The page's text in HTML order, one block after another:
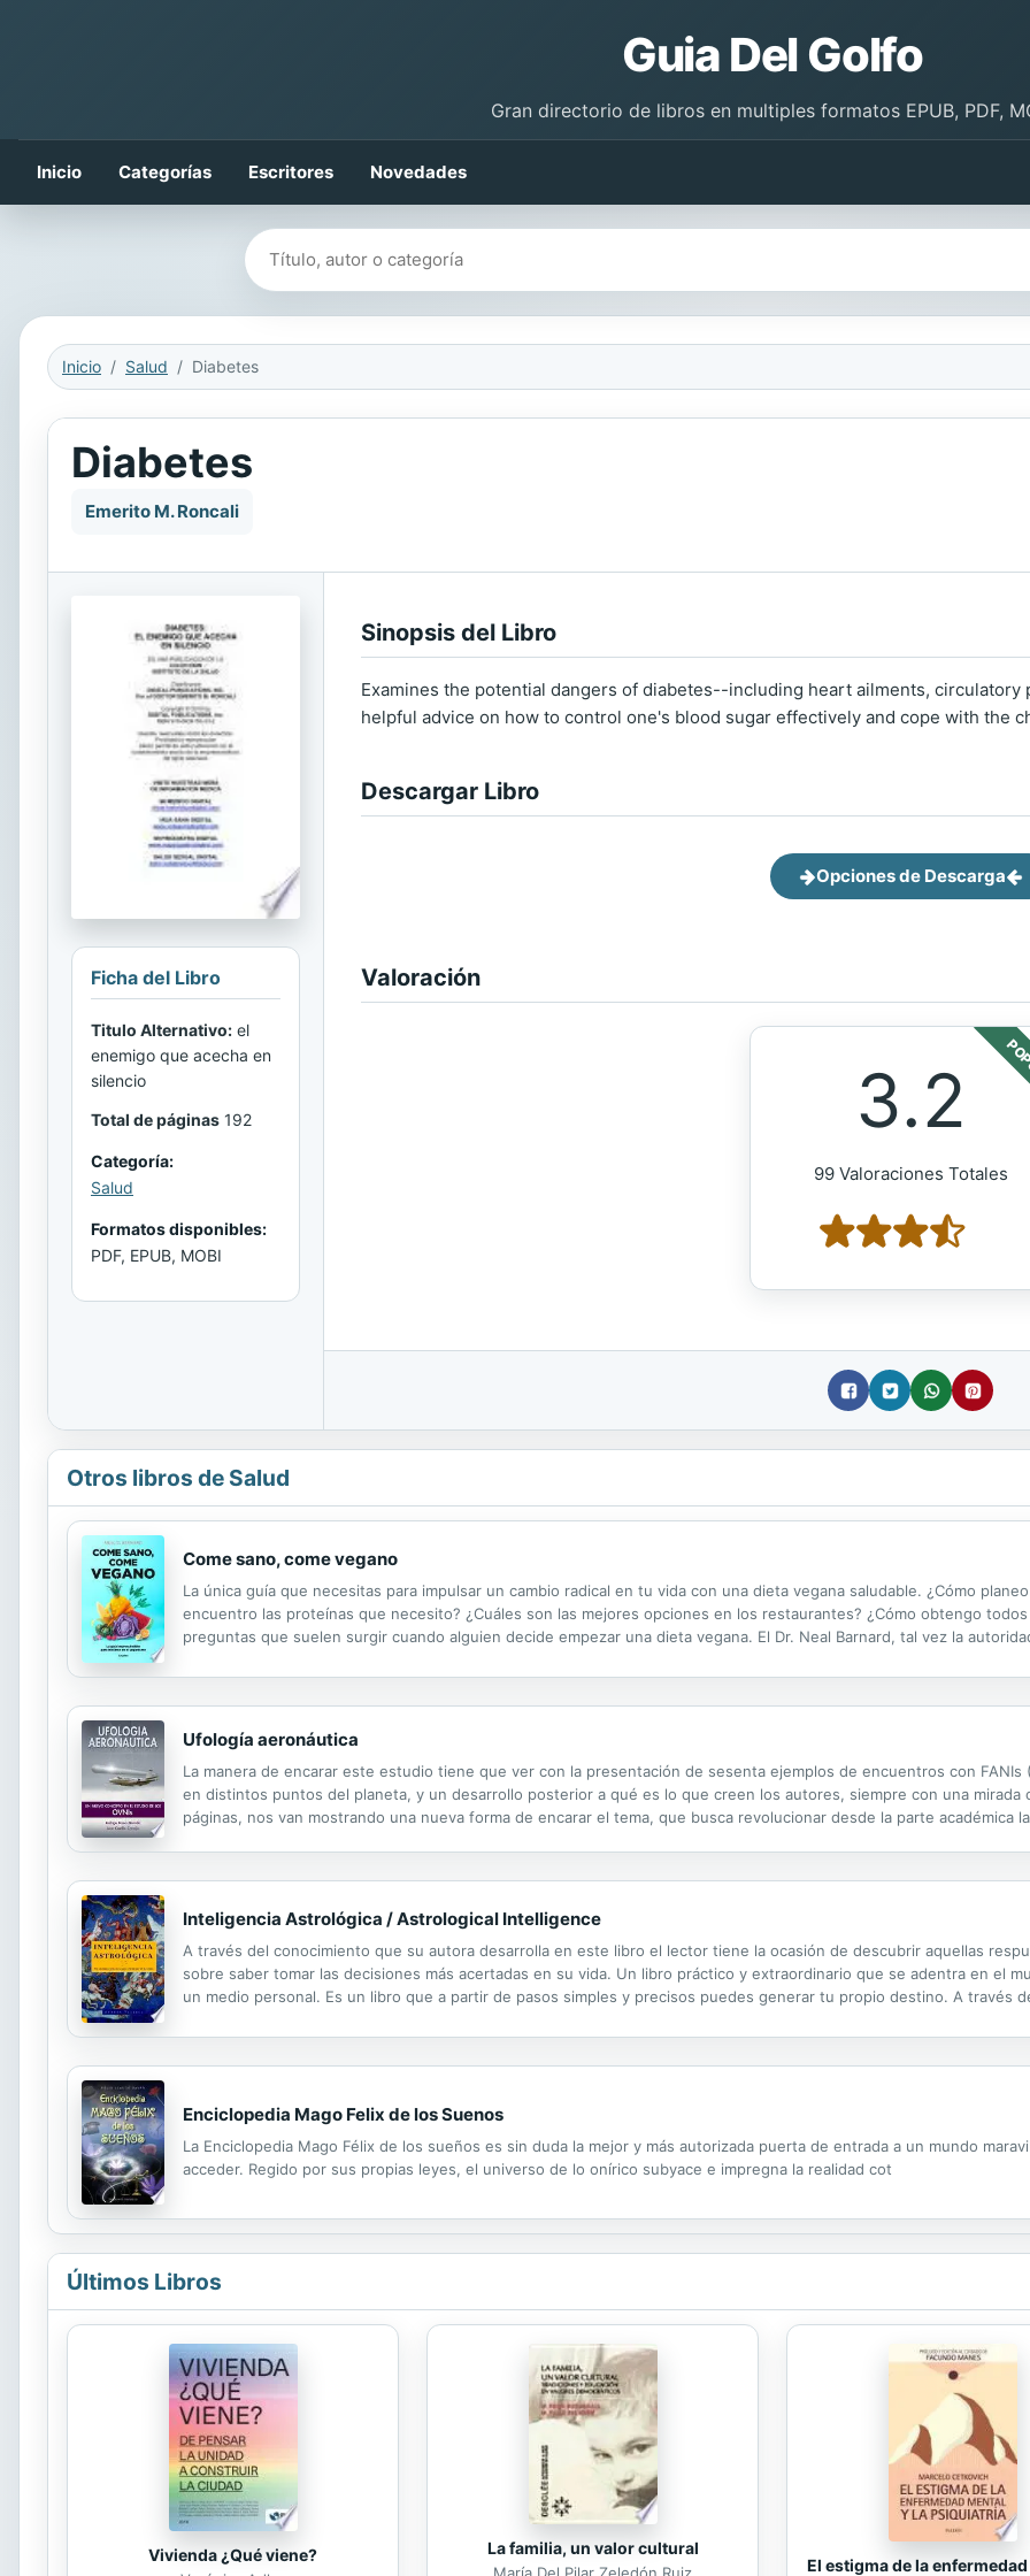
Guia Del Golfo
Gran directorio de libros en multiples formatos EPUB, PDF,
Inicio Categorías Escritores Novedades
Buscar libros
Inicio Salud Diabetes
Diabetes
Emerito M. Roncali
Ficha del Libro
Titulo Alternativo: el
enemigo que acecha en
silencio
Total de páginas 192
Categoría:
Salud
Formatos disponibles:
PDF, EPUB, MOBI
Sinopsis del Libro
Examines the potential dangers of diabetes--including heart ailments,
helpful advice on how to control one's blood sugar effectively and cope with the
Descargar Libro
Opciones de Descarga
Valoración
3.2
99 Valoraciones Totales
Otros libros de Salud
Come sano, come vegano
La única guía que necesitas para impulsar un cambio radical en tu vida con una dieta vegana saludable. ¿Cómo
encuentro las proteínas que necesito? ¿Cuáles son las mejores opciones en los restaurantes? ¿Cómo obtengo
preguntas que suelen surgir cuando alguien decide empezar una dieta vegana. El Dr. Neal Barnard, tal vez la
Ufología aeronáutica
La manera de encarar este estudio tiene que ver con la presentación de sesenta ejemplos de encuentros con
en distintos puntos del planeta, y un desarrollo posterior a qué es lo que creen los autores, siempre con una mirada
páginas, nos van mostrando una nueva forma de encarar el tema, que busca revolucionar desde la parte académica
Inteligencia Astrológica / Astrological Intelligence
A través del conocimiento que su autora desarrolla en este libro el lector tiene la ocasión de descubrir aquellas
sobre saber tomar las decisiones más acertadas en su vida. Un libro práctico y extraordinario que se adentra en el
un medio personal. Es un libro que a partir de pasos simples y precisos puedes generar tu propio destino. A través
Enciclopedia Mago Felix de los Suenos
La Enciclopedia Mago Félix de los sueños es sin duda la mejor y más autorizada puerta de entrada a un mundo
acceder. Regido por sus propias leyes, el universo de lo onírico subyace e impregna la realidad cot
Últimos Libros
Vivienda ¿Qué viene? La familia, un valor cultural
María Del Pilar Zeledón Ruiz El estigma de la